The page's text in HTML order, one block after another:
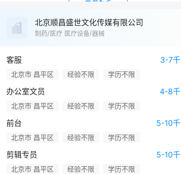
北京顺昌盛世文化传媒有限公司
制药/医疗 医疗设备/器械
客服 3-7千
北京市 昌平区 经验不限 学历不限
办公室文员 4-8千
北京市 昌平区 经验不限 学历不限
前台 5-10千
北京市 昌平区 经验不限 学历不限
剪辑专员 5-10千
北京市 昌平区 经验不限 学历不限